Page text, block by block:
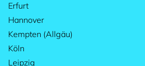
Erfurt
Hannover
Kempten (Allgäu)
Köln
Leipzig